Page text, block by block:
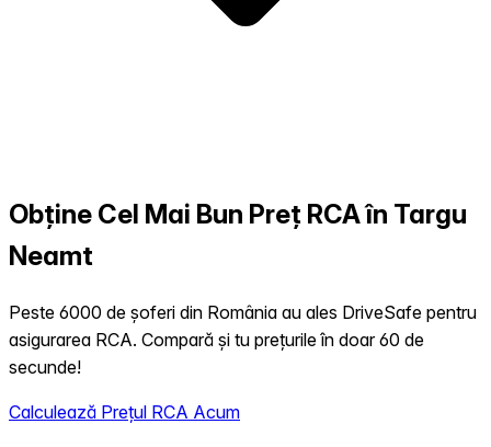
Obține Cel Mai Bun Preț RCA în Targu
Neamt
Peste 6000 de șoferi din România au ales DriveSafe pentru
asigurarea RCA. Compară și tu prețurile în doar 60 de
secunde!
Calculează Prețul RCA Acum